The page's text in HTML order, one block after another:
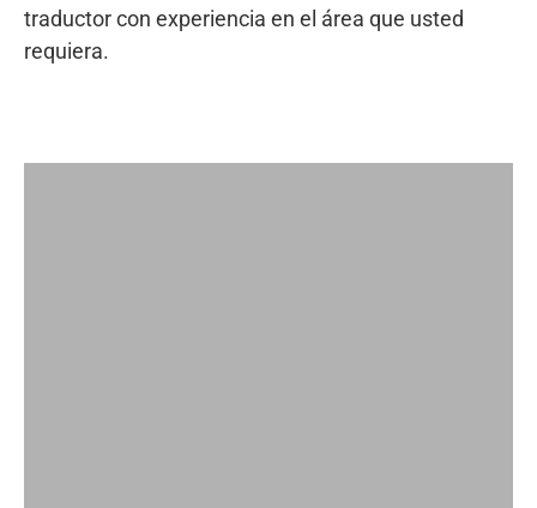
traductor con experiencia en el área que usted
requiera.